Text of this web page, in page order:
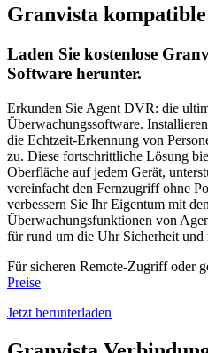
Granvista
Laden Sie kostenlose
Software herunter.
Erkunden Sie Agent DVR: die
Überwachungssoftware.
die Echtzeit-Erkennung von
zu. Diese fortschrittliche Lösung
Oberfläche auf jedem Gerät,
vereinfacht den Fernzugriff ohne
verbessern Sie Ihr Eigentum mit
Überwachungsfunktionen von
für rund um die Uhr Sicherheit und
Für sicheren Remote-Zugriff oder
Preise
Jetzt herunterladen